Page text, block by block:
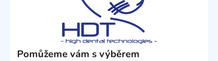
Pomůžeme vám s výběrem